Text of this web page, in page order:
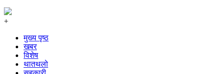
+
मुख्य पृष्ठ
खबर
विशेष
थातथलो